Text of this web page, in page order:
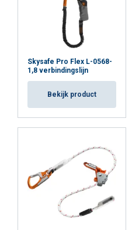
Skysafe Pro Flex L-0568-
1,8 verbindingslijn
Bekijk product